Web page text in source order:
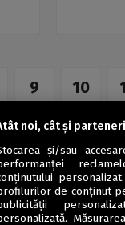
9 10
noi, cât și
și/sau
de conținut